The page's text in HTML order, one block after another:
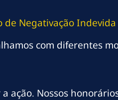
de Negativação
com diferentes
ação. Nossos